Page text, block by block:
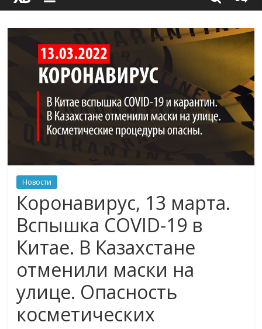
здорового питания
Новости
Коронавирус, 13 марта.
Вспышка COVID-19 в
Китае. В Казахстане
отменили маски на
улице. Опасность
косметических